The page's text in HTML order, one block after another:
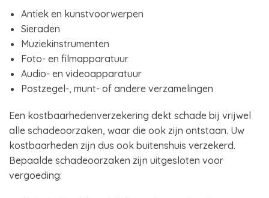
Antiek en kunstvoorwerpen
Sieraden
Muziekinstrumenten
Foto- en filmapparatuur
Audio- en videoapparatuur
Postzegel-, munt- of andere verzamelingen
Een kostbaarhedenverzekering dekt schade bij vrijwel
alle schadeoorzaken, waar die ook zijn ontstaan. Uw
kostbaarheden zijn dus ook buitenshuis verzekerd.
Bepaalde schadeoorzaken zijn uitgesloten voor
vergoeding: